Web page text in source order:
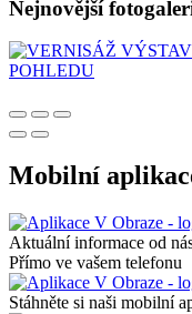
Nejnovější
Mobilní
Aktuální informace od
Přímo ve vašem telefonu
Stáhněte si naši mobilní